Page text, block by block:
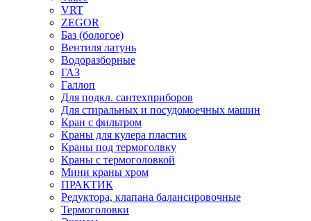
VRT
ZEGOR
Баз (бологое)
Вентиля латунь
Водоразборные
ГАЗ
Галлоп
Для подкл. сантехприборов
Для стиральных и посудомоечных машин
Кран с фильтром
Краны для кулера пластик
Краны под термоголвку
Краны с термоголовкой
Мини краны хром
ПРАКТИК
Редуктора, клапана балансировочные
Термоголовки